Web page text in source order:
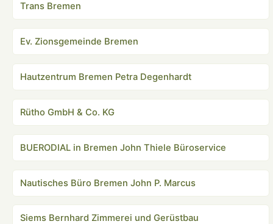
Trans Bremen
Ev. Zionsgemeinde Bremen
Hautzentrum Bremen Petra Degenhardt
Rütho GmbH & Co. KG
BUERODIAL in Bremen John Thiele Büroservice
Nautisches Büro Bremen John P. Marcus
Siems Bernhard Zimmerei und Gerüstbau